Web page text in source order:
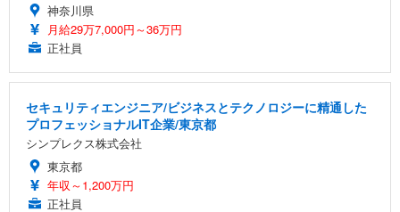
神奈川県
月給29万7,000円～36万円
正社員
セキュリティエンジニア/ビジネスとテクノロジーに精通した
プロフェッショナルIT企業/東京都
シンプレクス株式会社
東京都
年収～1,200万円
正社員